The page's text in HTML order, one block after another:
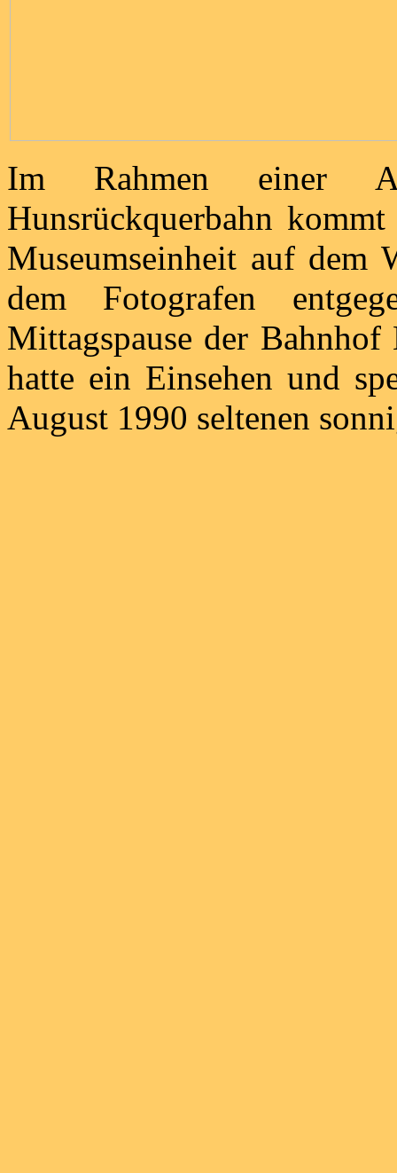
Im Rahmen einer
Hunsrückquerbahn
Museumseinheit auf dem
dem Fotografen
Mittagspause der
hatte ein Einsehen und
August 1990 seltenen